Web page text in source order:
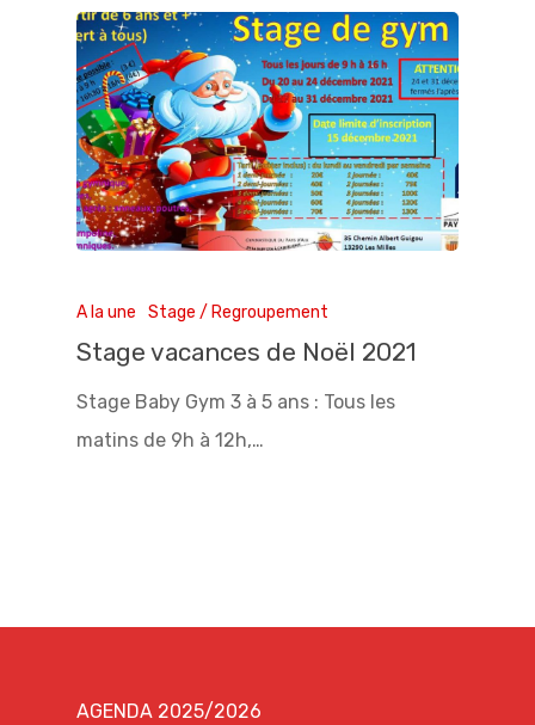
A la une Stage / Regroupement
Stage vacances de Noël 2021
Stage Baby Gym 3 à 5 ans : Tous les
matins de 9h à 12h,…
AGENDA 2025/2026